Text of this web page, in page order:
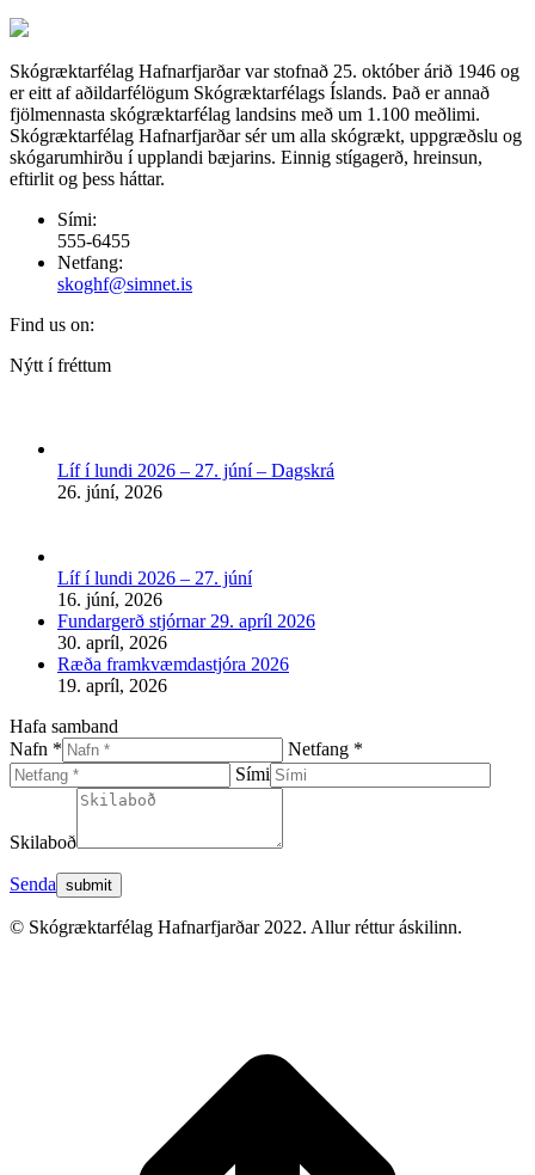
Skógræktarfélag Hafnarfjarðar var stofnað 25. október árið 1946 og
er eitt af aðildarfélögum Skógræktarfélags Íslands. Það er annað
fjölmennasta skógræktarfélag landsins með um 1.100 meðlimi.
Skógræktarfélag Hafnarfjarðar sér um alla skógrækt, uppgræðslu og
skógarumhirðu í upplandi bæjarins. Einnig stígagerð, hreinsun,
eftirlit og þess háttar.
Sími:
555-6455
Netfang:
skoghf@simnet.is
Find us on:
Facebook
new
window
Nýtt í fréttum
Líf í lundi 2026 – 27. júní – Dagskrá
26. júní, 2026
Líf í lundi 2026 – 27. júní
16. júní, 2026
Fundargerð stjórnar 29. apríl 2026
30. apríl, 2026
Ræða framkvæmdastjóra 2026
19. apríl, 2026
Hafa samband
Nafn *
Netfang *
Sími
Skilaboð
Senda
© Skógræktarfélag Hafnarfjarðar 2022. Allur réttur áskilinn.